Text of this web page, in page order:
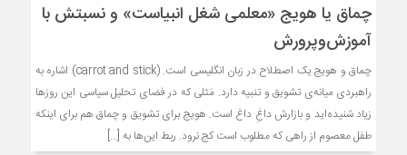
چماق یا هویج «معلمی شغل انبیاست» و نسبتش با
آموزش‌و‌پرورش
چماق و هویج یک اصطلاح در زبان انگلیسی است. (carrot and stick) اشاره به
راهبردی میانه‌ی تشویق و تنبیه دارد. مَثلی که در فضای تحلیل‌ سیاسی این روزها
زیاد شنیده‌اید و بازارش داغِ داغ است. هویج برای تشویق و چماق هم برای اینکه
طفل معصوم از راهی که مطلوب است کج نرود. ربط این‌ها به […]